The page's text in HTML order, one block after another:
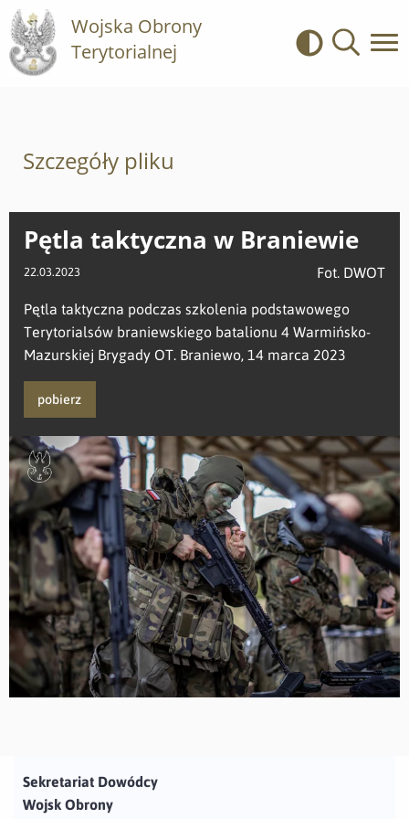
Wojska Obrony
Terytorialnej
Kontrast
Szczegóły pliku
Pętla taktyczna w Braniewie
22.03.2023 Fot. DWOT
Pętla taktyczna podczas szkolenia podstawowego
Terytorialsów braniewskiego batalionu 4 Warmińsko-
Mazurskiej Brygady OT. Braniewo, 14 marca 2023
pobierz
Sekretariat Dowódcy
Wojsk Obrony